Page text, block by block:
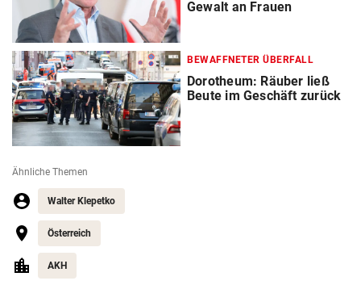
Gewalt an Frauen
BEWAFFNETER ÜBERFALL
Dorotheum: Räuber ließ
Beute im Geschäft zurück
Ähnliche Themen
Walter Klepetko
Österreich
AKH